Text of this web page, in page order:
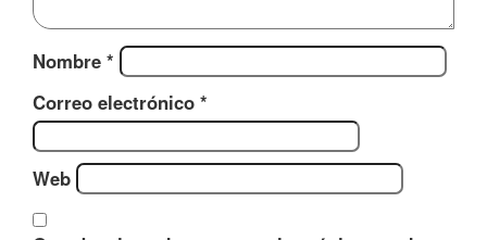
Nombre *
Correo electrónico *
Web